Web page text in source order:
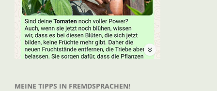
MEINE TIPPS IN FREMDSPRACHEN!